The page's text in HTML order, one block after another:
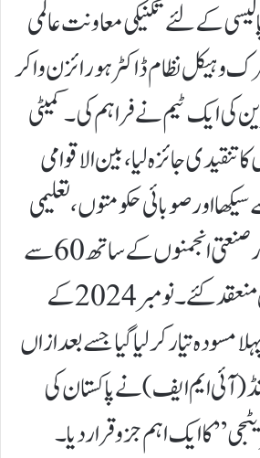
کے لئے تکنیکی معاونت عالمی
وہیکل نظام ڈاکٹر ہورائزن واکر
کی ایک ٹیم نے فراہم کی۔ کمیٹی
تنقیدی جائزہ لیا، بین الاقوامی
اور صوبائی حکومتوں، تعلیمی
اداروں، نجی شعبے اور صنعتی انجمنوں کے ساتھ 60 سے
زائد مشاورتی اجلاس منعقد کئے۔ نومبر 2024 کے
مسودہ تیار کر لیا گیا جسے بعد ازاں
فنڈ (آئی ایم ایف) نے پاکستان کی
کا ایک اہم جزو قرار دیا۔